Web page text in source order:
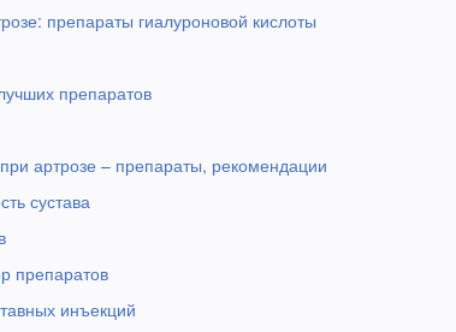
препараты гиалуроновой кислоты
препаратов
артрозе – препараты, рекомендации
сустава
препаратов
инъекций